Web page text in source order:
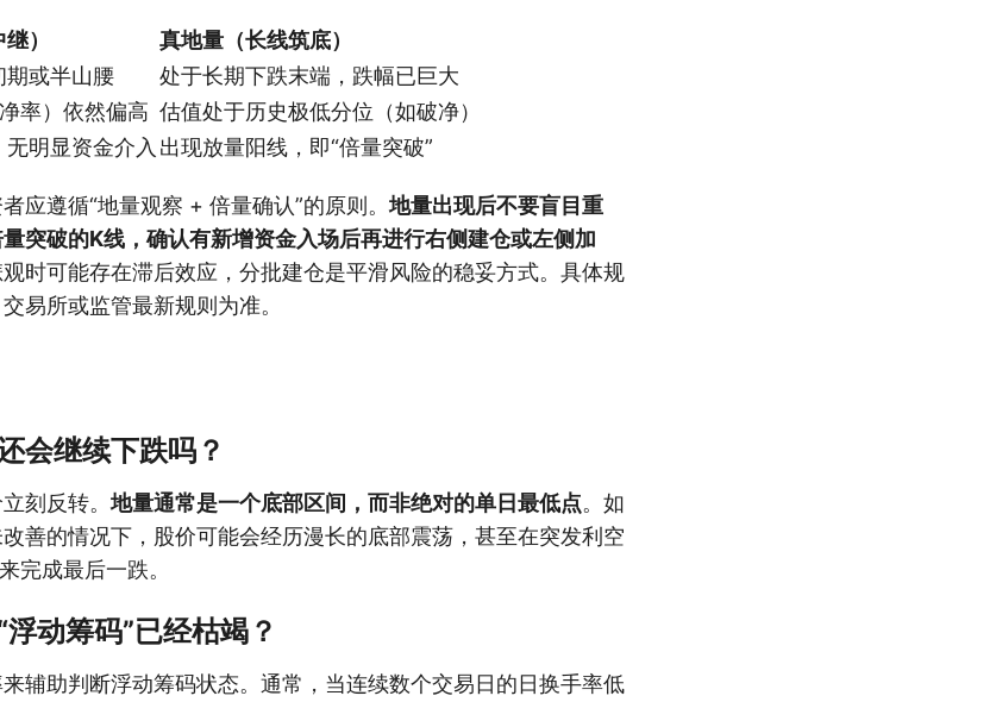
）
真地量（长线筑底）
期或半山腰
处于长期下跌末端，跌幅已巨大
率）依然偏高 估值处于历史极低分位（如破净）
明显资金介入 出现放量阳线，即“倍量突破”
应遵循“地量观察 + 倍量确认”的原则。地量出现后不要盲目重
突破的K线，确认有新增资金入场后再进行右侧建仓或左侧加
时可能存在滞后效应，分批建仓是平滑风险的稳妥方式。具体规
易所或监管最新规则为准。
会继续下跌吗？
刻反转。地量通常是一个底部区间，而非绝对的单日最低点。如
善的情况下，股价可能会经历漫长的底部震荡，甚至在突发利空
完成最后一跌。
动筹码”已经枯竭？
辅助判断浮动筹码状态。通常，当连续数个交易日的日换手率低